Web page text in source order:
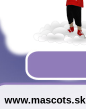
www.mascots.sk